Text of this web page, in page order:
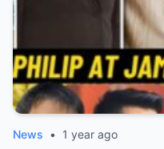
News • 1 year ago